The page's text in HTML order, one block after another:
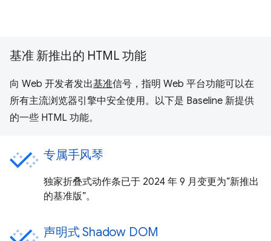
基准 新推出的 HTML 功能
向 Web 开发者发出基准信号，指明 Web 平台功能可以在
所有主流浏览器引擎中安全使用。以下是 Baseline 新提供
的一些 HTML 功能。
专属手风琴
独家折叠式动作条已于 2024 年 9 月变更为“新推出
的基准版”。
声明式 Shadow DOM